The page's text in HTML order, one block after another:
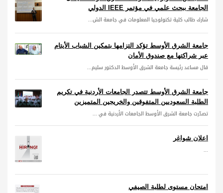
الجامعة ببحث علمي في مؤتمر IEEE الدولي
شارك طالب كلية تكنولوجيا المعلومات في جامعة الش...
جامعة الشرق الأوسط تؤكد التزامها بتمكين الشباب الأيتام
عبر شراكتها مع صندوق الأمان
قال مساعد رئيسة جامعة الشرق الأوسط الدكتور سليم...
جامعة الشرق الأوسط تتصدر الجامعات الأردنية في تكريم
الطلبة السعوديين المتفوقين والخريجين المتميزين
تصدّرت جامعة الشرق الأوسط الجامعات الأردنية في ...
اعلان شواغر
...
امتحان مستوى لطلبة الصيفي